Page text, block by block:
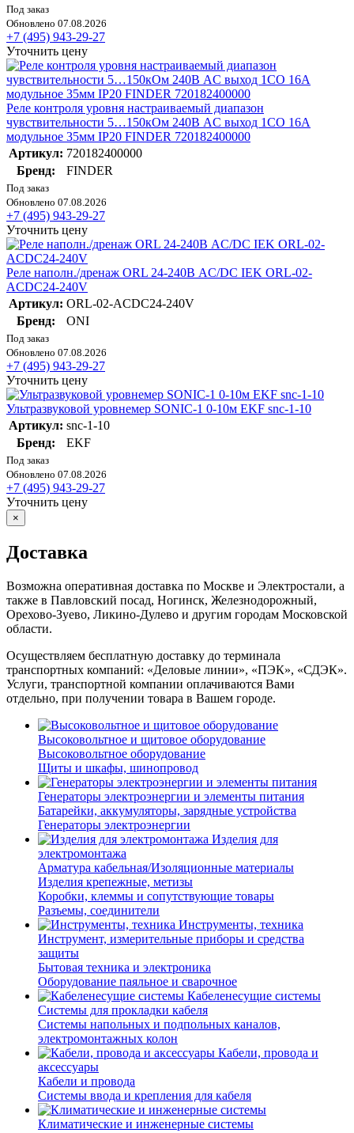
Под заказ
Обновлено 07.08.2026
+7 (495) 943-29-27
Уточнить цену
Реле контроля уровня настраиваемый диапазон
чувствительности 5…150кОм 240В AC выход 1CO 16А
модульное 35мм IP20 FINDER 720182400000
Артикул: 720182400000
Бренд:
FINDER
Под заказ
Обновлено 07.08.2026
+7 (495) 943-29-27
Уточнить цену
Реле наполн./дренаж ORL 24-240В AC/DC IEK ORL-02-
ACDC24-240V
Артикул: ORL-02-ACDC24-240V
Бренд:
ONI
Под заказ
Обновлено 07.08.2026
+7 (495) 943-29-27
Уточнить цену
Ультразвуковой уровнемер SONIC-1 0-10м EKF snc-1-10
Артикул: snc-1-10
Бренд:
EKF
Под заказ
Обновлено 07.08.2026
+7 (495) 943-29-27
Уточнить цену
×
Доставка
Возможна оперативная доставка по Москве и Электростали, а
также в Павловский посад, Ногинск, Железнодорожный,
Орехово-Зуево, Ликино-Дулево и другим городам Московской
области.
Осуществляем бесплатную доставку до терминала
транспортных компаний: «Деловые линии», «ПЭК», «СДЭК».
Услуги, транспортной компании оплачиваются Вами
отдельно, при получении товара в Вашем городе.
Высоковольтное и щитовое оборудование
Высоковольтное оборудование
Щиты и шкафы, шинопровод
Генераторы электроэнергии и элементы питания
Батарейки, аккумуляторы, зарядные устройства
Генераторы электроэнергии
Изделия для
электромонтажа
Арматура кабельная/Изоляционные материалы
Изделия крепежные, метизы
Коробки, клеммы и сопутствующие товары
Разъемы, соединители
Инструменты, техника
Инструмент, измерительные приборы и средства
защиты
Бытовая техника и электроника
Оборудование паяльное и сварочное
Кабеленесущие системы
Системы для прокладки кабеля
Системы напольных и подпольных каналов,
электромонтажных колон
Кабели, провода и
аксессуары
Кабели и провода
Системы ввода и крепления для кабеля
Климатические и инженерные системы